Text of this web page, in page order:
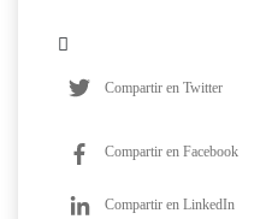
Compartir en Twitter
Compartir en Facebook
Compartir en LinkedIn